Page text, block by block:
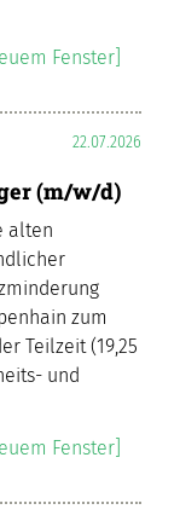
Fenster]
22.07.2026
(m/w/d)
alten
zum
Teilzeit (19,25
und
Fenster]